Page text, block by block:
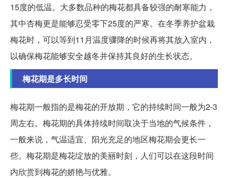
15度的低温。大多数品种的梅花都具备较强的耐寒能力，
其中杏梅更是能够忍受零下25度的严寒。在冬季养护盆栽
梅花时，可以等到11月温度骤降的时候再将其放入室内，
以确保梅花能够安全越冬并保持其良好的生长状态。
梅花期是多长时间
梅花期一般指的是梅花的开放期，它的持续时间一般为2-3
周左右。梅花期的具体持续时间取决于当地的气候条件，
一般来说，气温适宜、阳光充足的地区梅花期会更长一
些。梅花期是梅花绽放的美丽时刻，人们可以在这段时间
内欣赏到梅花的娇艳与优雅。